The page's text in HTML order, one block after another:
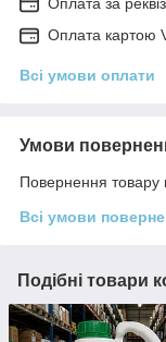
Оплата картою
Всі умови оплати
Умови
Повернення товару
Всі умови
Подібні товари